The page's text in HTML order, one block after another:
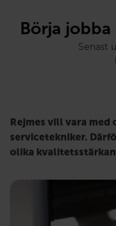
Börja
Senast
Rejmes vill vara med
servicetekniker.
olika